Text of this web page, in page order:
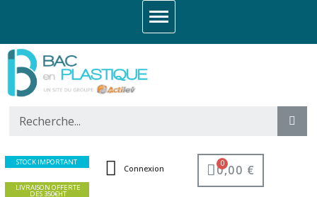
STOCK IMPORTANT
LIVRAISON OFFERTE
DES 350€HT
Connexion 0,00 €